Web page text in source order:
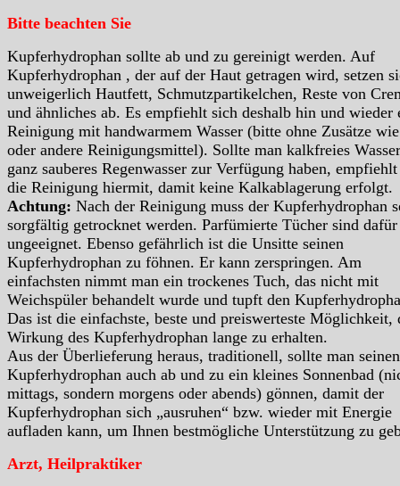
Bitte beachten Sie
Kupferhydrophan sollte ab und zu gereinigt werden. Auf
Kupferhydrophan , der auf der Haut getragen wird, setzen
unweigerlich Hautfett, Schmutzpartikelchen, Reste von
und ähnliches ab. Es empfiehlt sich deshalb hin und wieder
Reinigung mit handwarmem Wasser (bitte ohne Zusätze
oder andere Reinigungsmittel). Sollte man kalkfreies
ganz sauberes Regenwasser zur Verfügung haben,
die Reinigung hiermit, damit keine Kalkablagerung erfolgt.
Achtung: Nach der Reinigung muss der Kupferhydrophan
sorgfältig getrocknet werden. Parfümierte Tücher sind dafür
ungeeignet. Ebenso gefährlich ist die Unsitte seinen
Kupferhydrophan zu föhnen. Er kann zerspringen. Am
einfachsten nimmt man ein trockenes Tuch, das nicht mit
Weichspüler behandelt wurde und tupft den
Das ist die einfachste, beste und preiswerteste Möglichkeit,
Wirkung des Kupferhydrophan lange zu erhalten.
Aus der Überlieferung heraus, traditionell, sollte man seinen
Kupferhydrophan auch ab und zu ein kleines Sonnenbad
mittags, sondern morgens oder abends) gönnen, damit der
Kupferhydrophan sich „ausruhen“ bzw. wieder mit Energie
aufladen kann, um Ihnen bestmögliche Unterstützung zu
Arzt, Heilpraktiker